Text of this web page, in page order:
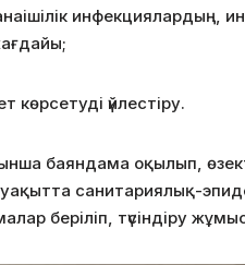
инфекциялардың,
үйлестіру.
баяндама оқылып,
санитариялық-
беріліп, түсіндіру